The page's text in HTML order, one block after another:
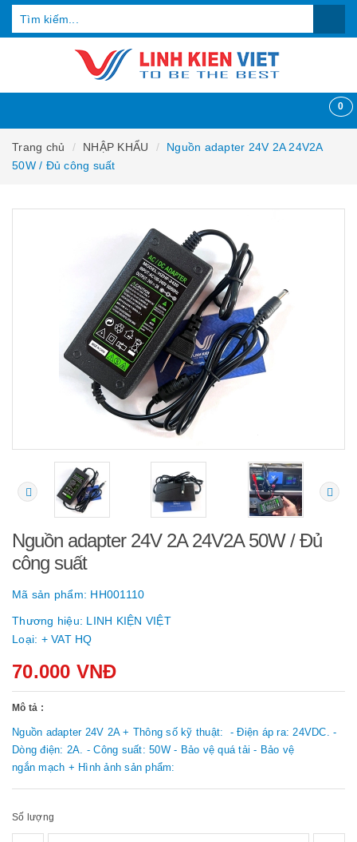
0
Trang chủ NHẬP KHẨU
Nguồn adapter 24V 2A 24V2A
50W / Đủ công suất
Nguồn adapter 24V 2A 24V2A 50W / Đủ
công suất
Mã sản phẩm: HH001110
Thương hiệu: LINH KIỆN VIỆT
Loại: + VAT HQ
70.000 VNĐ
Mô tả :
Nguồn adapter 24V 2A + Thông số kỹ thuật: - Điện áp ra: 24VDC. -
Dòng điện: 2A. - Công suất: 50W - Bảo vệ quá tải - Bảo vệ
ngắn mạch + Hình ảnh sản phẩm:
Số lượng